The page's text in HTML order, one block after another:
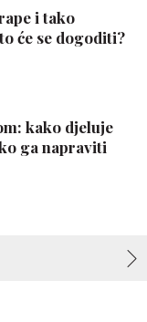
i tako
će se dogoditi?
kako djeluje
ga napraviti